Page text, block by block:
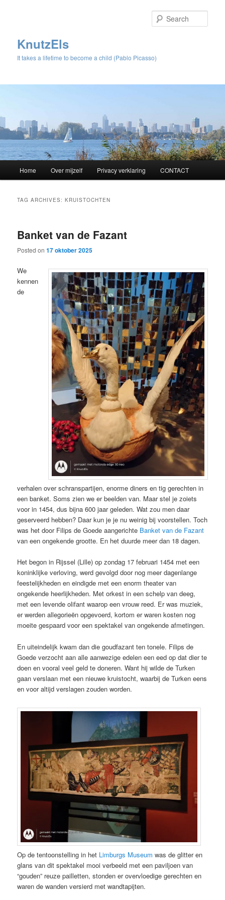
KnutzEls
It takes a lifetime to become a child (Pablo Picasso)
Skip
content
Skip
content
Home Over mijzelf Privacy verklaring CONTACT
TAG ARCHIVES:KRUISTOCHTEN
Banket van de Fazant
Posted on17 oktober 2025
We
kennen
de
verhalen over schranspartijen, enorme diners en tig gerechten in
een banket. Soms zien we er beelden van. Maar stel je zoiets
voor in 1454, dus bijna 600 jaar geleden. Wat zou men daar
geserveerd hebben? Daar kun je je nu weinig bij voorstellen. Toch
was het door Filips de Goede aangerichte Banket van de Fazant
van een ongekende grootte. En het duurde meer dan 18 dagen.
Het begon in Rijssel (Lille) op zondag 17 februari 1454 met een
koninklijke verloving, werd gevolgd door nog meer dagenlange
feestelijkheden en eindigde met een enorm theater van
ongekende heerlijkheden. Met orkest in een schelp van deeg,
met een levende olifant waarop een vrouw reed. Er was muziek,
er werden allegorieën opgevoerd, kortom er waren kosten nog
moeite gespaard voor een spektakel van ongekende afmetingen.
En uiteindelijk kwam dan die goudfazant ten tonele. Filips de
Goede verzocht aan alle aanwezige edelen een eed op dat dier te
doen en vooral veel geld te doneren. Want hij wilde de Turken
gaan verslaan met een nieuwe kruistocht, waarbij de Turken eens
en voor altijd verslagen zouden worden.
Op de tentoonstelling in het Limburgs Museum was de glitter en
glans van dit spektakel mooi verbeeld met een paviljoen van
“gouden” reuze pailletten, stonden er overvloedige gerechten en
waren de wanden versierd met wandtapijten.